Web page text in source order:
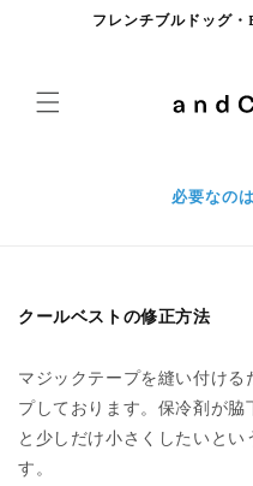
ンテンツに進むフレンチブルドッグ
必要なの
クールベストの修正方法
マジックテープを縫い付け
プしております。保冷剤が
と少しだけ小さくしたいと
す。